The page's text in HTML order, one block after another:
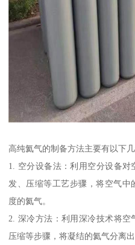
高纯氦气的制备方法主要有以下几
1. 空分设备法：利用空分设备
发、压缩等工艺步骤，将空气
度的氦气。
2. 深冷方法：利用深冷技术将
压缩等步骤，将凝结的氦气分离